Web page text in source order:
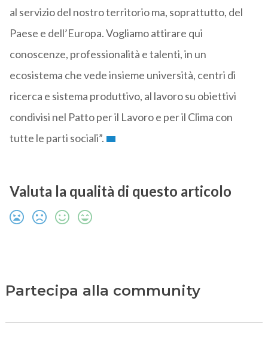
al servizio del nostro territorio ma, soprattutto, del
Paese e dell’Europa. Vogliamo attirare qui
conoscenze, professionalità e talenti, in un
ecosistema che vede insieme università, centri di
ricerca e sistema produttivo, al lavoro su obiettivi
condivisi nel Patto per il Lavoro e per il Clima con
tutte le parti sociali”.
Valuta la qualità di questo articolo
Partecipa alla community